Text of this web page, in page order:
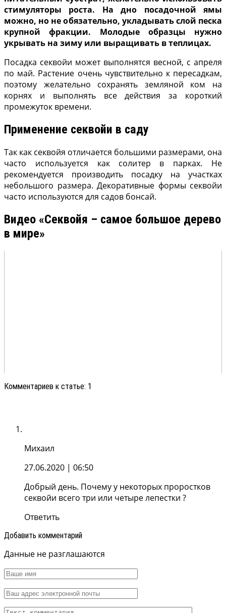
стимуляторы роста. На дно посадочной ямы
можно, но не обязательно, укладывать слой песка
крупной фракции. Молодые образцы нужно
укрывать на зиму или выращивать в теплицах.
Посадка секвойи может выполнятся весной, с апреля
по май. Растение очень чувствительно к пересадкам,
поэтому желательно сохранять земляной ком на
корнях и выполнять все действия за короткий
промежуток времени.
Применение секвойи в саду
Так как секвойя отличается большими размерами, она
часто используется как солитер в парках. Не
рекомендуется производить посадку на участках
небольшого размера. Декоративные формы секвойи
часто используются для садов бонсай.
Видео «Секвойя – самое большое дерево
в мире»
Комментариев к статье: 1
Михаил
27.06.2020 | 06:50
Добрый день. Почему у некоторых проростков
секвойи всего три или четыре лепестки ?
Ответить
Добавить комментарий
Данные не разглашаются